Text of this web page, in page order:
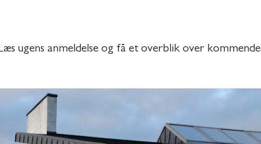
ugens anmeldelse og få et overblik over kommende